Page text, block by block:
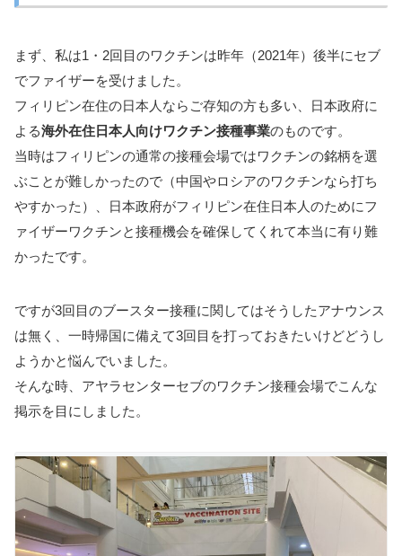
まず、私は1・2回目のワクチンは昨年（2021年）後半にセブ
でファイザーを受けました。
フィリピン在住の日本人ならご存知の方も多い、日本政府に
よる海外在住日本人向けワクチン接種事業のものです。
当時はフィリピンの通常の接種会場ではワクチンの銘柄を選
ぶことが難しかったので（中国やロシアのワクチンなら打ち
やすかった）、日本政府がフィリピン在住日本人のためにフ
ァイザーワクチンと接種機会を確保してくれて本当に有り難
かったです。
ですが3回目のブースター接種に関してはそうしたアナウンス
は無く、一時帰国に備えて3回目を打っておきたいけどどうし
ようかと悩んでいました。
そんな時、アヤラセンターセブのワクチン接種会場でこんな
掲示を目にしました。